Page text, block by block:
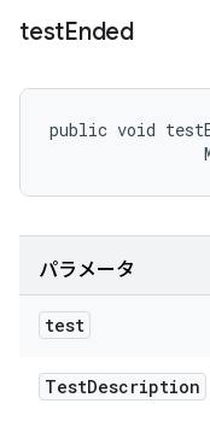
testEnded
public void
パラメータ
test
TestDescription